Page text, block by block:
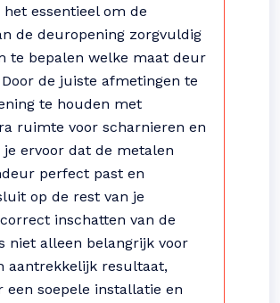
essentieel om de
de deuropening zorgvuldig
te bepalen welke maat deur
de juiste afmetingen te
te houden met
ruimte voor scharnieren en
je ervoor dat de metalen
perfect past en
op de rest van je
inschatten van de
niet alleen belangrijk voor
aantrekkelijk resultaat,
een soepele installatie en